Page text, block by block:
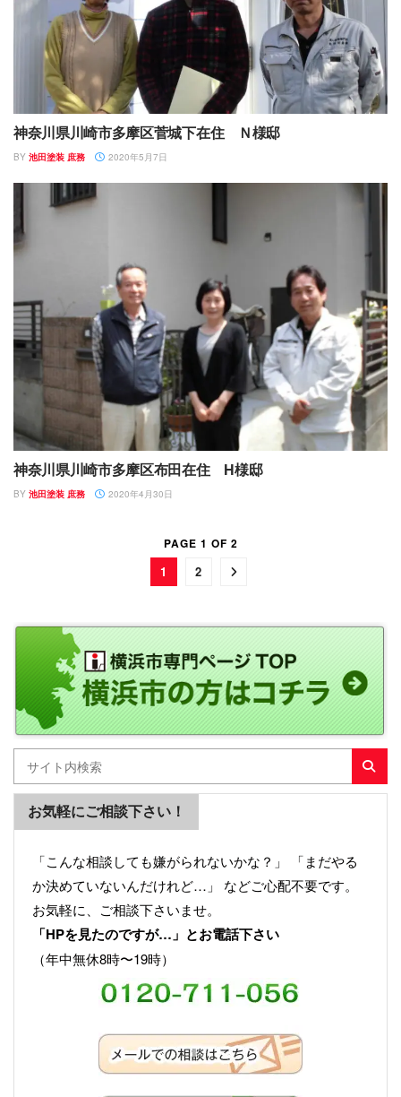
神奈川県川崎市多摩区菅城下在住 Ｎ様邸
BY 池田塗装 庶務 2020年5月7日
神奈川県川崎市多摩区布田在住 H様邸
BY 池田塗装 庶務 2020年4月30日
PAGE 1 OF 2
1 2
お気軽にご相談下さい！
「こんな相談しても嫌がられないかな？」 「まだやる
か決めていないんだけれど…」 などご心配不要です。
お気軽に、ご相談下さいませ。
「HPを見たのですが…」とお電話下さい
（年中無休8時〜19時）